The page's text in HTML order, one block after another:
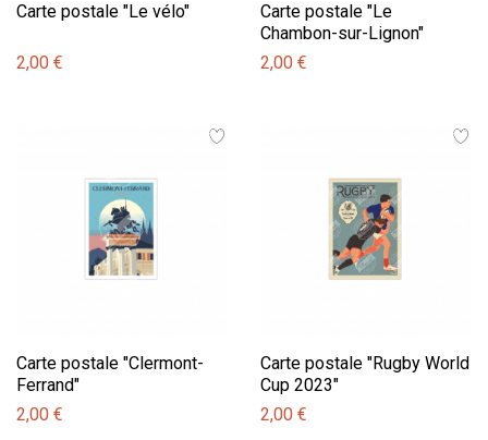
Carte postale "Le vélo"
2,00 €
Carte postale "Le
Chambon-sur-Lignon"
2,00 €
Carte postale "Clermont-
Ferrand"
2,00 €
Carte postale "Rugby World
Cup 2023"
2,00 €